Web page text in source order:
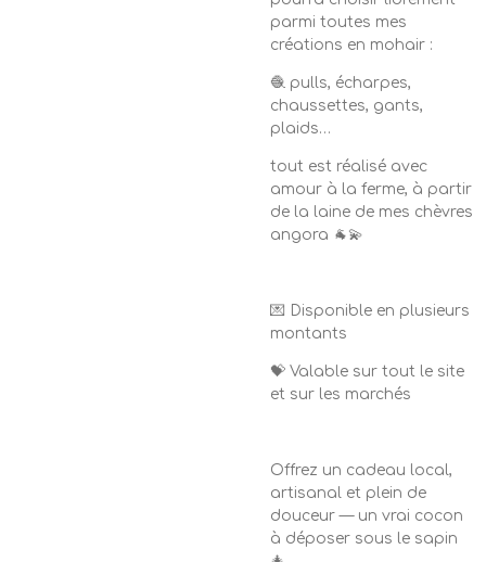
parmi toutes mes
créations en mohair :
🧶 pulls, écharpes,
chaussettes, gants,
plaids…
tout est réalisé avec
amour à la ferme, à partir
de la laine de mes chèvres
angora 🐐💫
💌 Disponible en plusieurs
montants
💝 Valable sur tout le site
et sur les marchés
Offrez un cadeau local,
artisanal et plein de
douceur — un vrai cocon
à déposer sous le sapin